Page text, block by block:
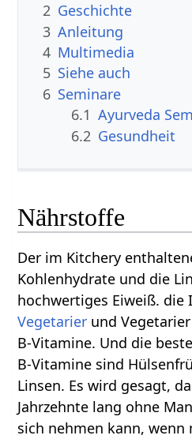
2 Geschichte
3 Anleitung
4 Multimedia
5 Siehe auch
6 Seminare
6.1 Ayurveda
6.2 Gesundheit
Nährstoffe
Der im Kitchery
Kohlenhydrate und die
hochwertiges Eiweiß.
Vegetarier und
B-Vitamine. Und die
B-Vitamine sind
Linsen. Es wird gesagt,
Jahrzehnte lang ohne
sich nehmen kann, wenn